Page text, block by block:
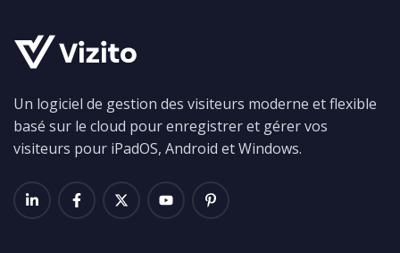
Un logiciel de gestion des visiteurs moderne et flexible
basé sur le cloud pour enregistrer et gérer vos
visiteurs pour iPadOS, Android et Windows.